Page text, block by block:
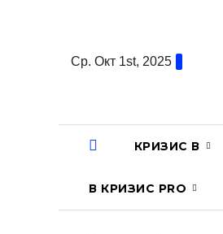
содержаниюСр. Окт 1st, 2025
КРИЗИС В
В КРИЗИС PRO